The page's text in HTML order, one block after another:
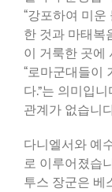
“강포하여 미운
한 것과 마태복
이 거룩한 곳에
“로마군대들이
다.”는 의미입
관계가 없습니
다니엘서와 예
로 이루어졌습
투스 장군은 베